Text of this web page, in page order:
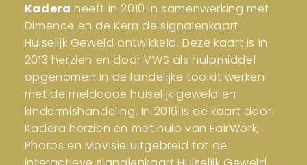
Kadera heeft in 2010 in samenwerking met
Dimence en de Kern de signalenkaart
Huiselijk Geweld ontwikkeld. Deze kaart is in
2013 herzien en door VWS als hulpmiddel
opgenomen in de landelijke toolkit werken
met de meldcode huiselijk geweld en
kindermishandeling. In 2016 is de kaart door
Kadera herzien en met hulp van FairWork,
Pharos en Movisie uitgebreid tot de